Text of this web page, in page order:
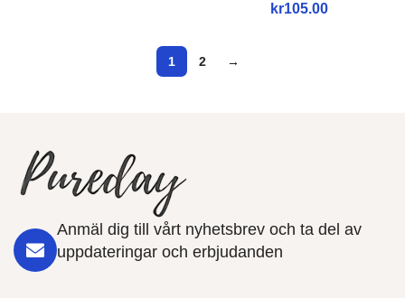
kr
1 2 →
Anmäl dig till vårt nyhetsbrev och ta del av
uppdateringar och erbjudanden